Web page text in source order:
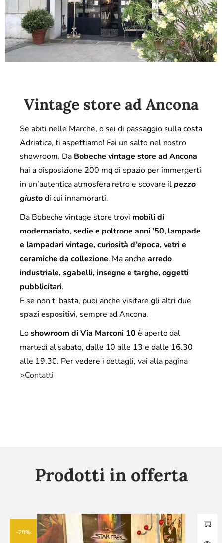
Vintage store ad Ancona
Se abiti nelle Marche, o sei di passaggio sulla costa
Adriatica, ti aspettiamo! Fai un salto nel nostro
showroom. Da Bobeche vintage store ad Ancona
hai a disposizione 200 mq di spazio per immergerti
in un’autentica atmosfera retro e scovare ilpezzo
giustodi cui innamorarti.
Da Bobeche vintage store trovi mobili di
modernariato, sedie e poltrone anni ’50, lampade
e lampadari vintage, curiosità d’epoca, vetri e
ceramiche da collezione. Ma anche arredo
industriale, sgabelli, insegne e targhe, oggetti
pubblicitari.
E se non ti basta, puoi anche visitare gli altri due
spazi espositivi, sempre ad Ancona.
Loshowroom di Via Marconi 10 è aperto dal
martedì al sabato, dalle 10 alle 13 e dalle 16.30
alle 19.30. Per vedere i dettagli, vai alla pagina
>Contatti
Prodotti in offerta
-20%